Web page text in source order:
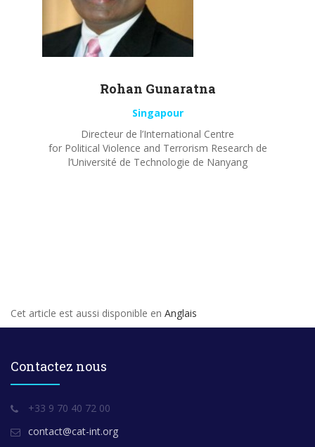
Rohan Gunaratna
Singapour
Directeur de l’International Centre
for Political Violence and Terrorism Research de
l’Université de Technologie de Nanyang
Cet article est aussi disponible en Anglais
Contactez nous
+33 9 70 40 72 00
contact@cat-int.org